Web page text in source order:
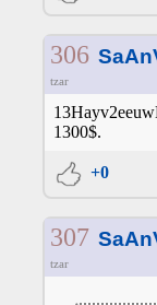
306
tzar
1300$.
+0
307
tzar